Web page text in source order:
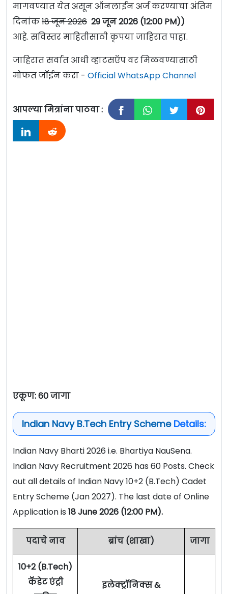
मागवण्यात येत असून ऑनलाईन अर्ज करण्याचा अंतिम
दिनांक18 जून 2026 29 जून 2026 (12:00 PM))
आहे. सविस्तर माहितीसाठी कृपया जाहिरात पाहा.
जाहिरात सर्वात आधी व्हाटसऍप वर मिळवण्यासाठी
मोफत जॉईन करा - Official WhatsApp Channel
आपल्या मित्रांना पाठवा :
एकूण: 60 जागा
Indian Navy B.Tech Entry SchemeDetails:
Indian Navy Bharti 2026 i.e. Bhartiya NauSena.
Indian Navy Recruitment 2026 has 60 Posts. Check
out all details of Indian Navy 10+2 (B.Tech) Cadet
Entry Scheme (Jan 2027). The last date of Online
Application is 18 June 2026 (12:00 PM).
पदाचे नाव ब्रांच (शाखा) जागा
10+2 (B.Tech)
कॅडेट एंट्री
इलेक्ट्रॉनिक्स &